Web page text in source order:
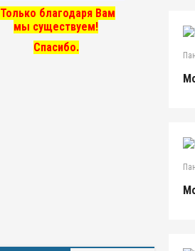
Только благодаря Вам
мы существуем!
Спасибо.